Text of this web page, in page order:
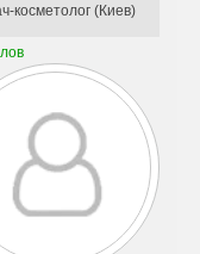
косметолог (Киев)